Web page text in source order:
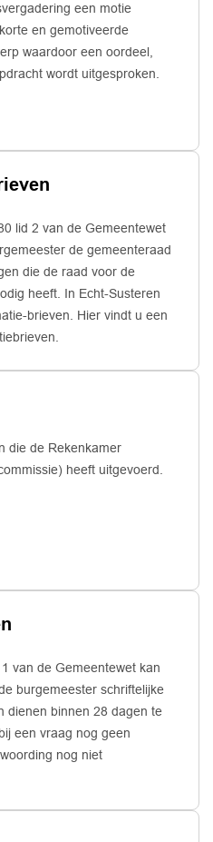
een motie
en gemotiveerde
waardoor een oordeel,
wordt uitgesproken.
lid 2 van de Gemeentewet
de gemeenteraad
die de raad voor de
heeft. In Echt-Susteren
Hier vindt u een
die de Rekenkamer
heeft uitgevoerd.
van de Gemeentewet kan
burgemeester schriftelijke
28 dagen te
een vraag nog geen
nog niet